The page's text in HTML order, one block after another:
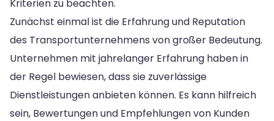
Kriterien zu beachten.
Zunächst einmal ist die Erfahrung und Reputation
des Transportunternehmens von großer Bedeutung.
Unternehmen mit jahrelanger Erfahrung haben in
der Regel bewiesen, dass sie zuverlässige
Dienstleistungen anbieten können. Es kann hilfreich
sein, Bewertungen und Empfehlungen von Kunden